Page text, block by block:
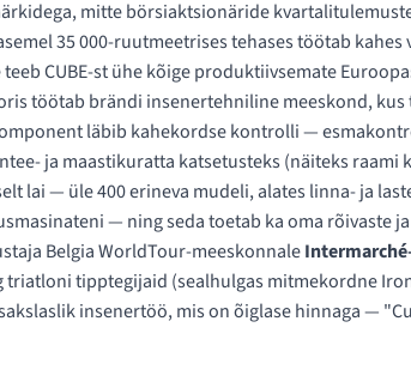
mitte börsiaktsionäride kvartalitulemuste
35 000-ruutmeetrises tehases töötab kahes
CUBE-st ühe kõige produktiivsemate
töötab brändi insenertehniline meeskond,
läbib kahekordse kontrolli —
ja maastikuratta katsetusteks (näiteks raami
lai — üle 400 erineva mudeli, alates linna- ja
— ning seda toetab ka oma rõivaste
Belgia WorldTour-meeskonnale
tipptegijaid (sealhulgas mitmekordne
insenertöö, mis on õiglase hinnaga —